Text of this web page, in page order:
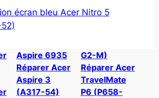
écran bleu Acer Nitro 5
Aspire 6935
Réparer Acer
Aspire 3
(A317-54)
G2-M)
Réparer Acer
TravelMate
P6 (P658-